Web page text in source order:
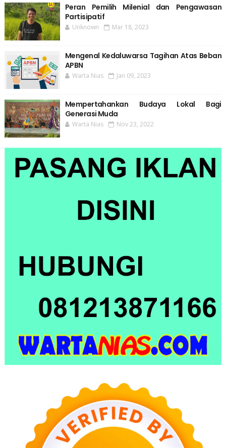
Peran Pemilih Milenial dan Pengawasan
Partisipatif
Unknown Mar 18, 2023
Mengenal Kedaluwarsa Tagihan Atas Beban
APBN
Warta Nias Jan 09, 2023
Mempertahankan Budaya Lokal Bagi
Generasi Muda
Warta Nias Nov 23, 2022